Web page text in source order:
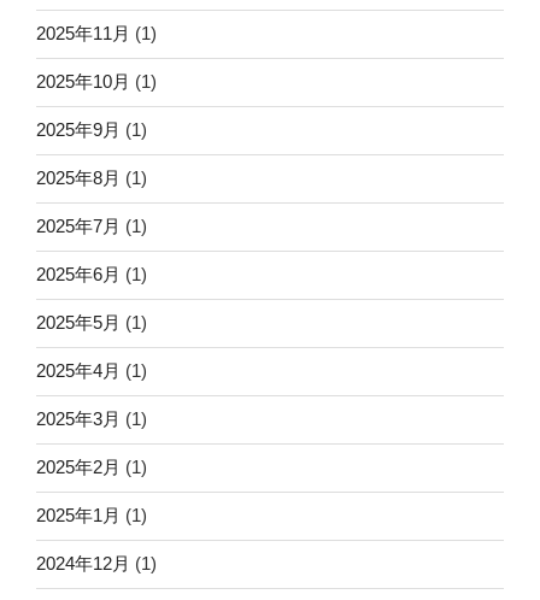
2025年11月 (1)
2025年10月 (1)
2025年9月 (1)
2025年8月 (1)
2025年7月 (1)
2025年6月 (1)
2025年5月 (1)
2025年4月 (1)
2025年3月 (1)
2025年2月 (1)
2025年1月 (1)
2024年12月 (1)